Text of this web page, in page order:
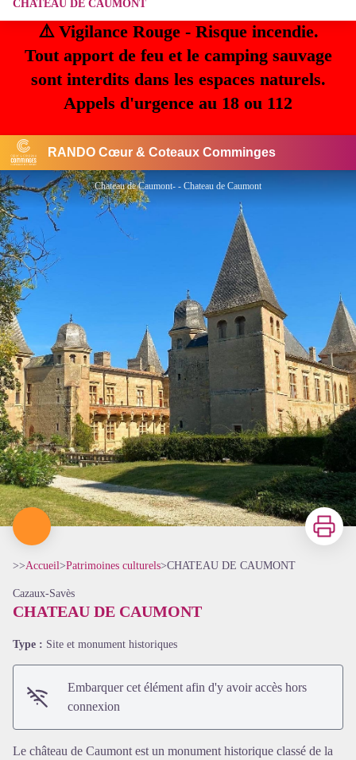
⚠️ Vigilance Rouge - Risque incendie.
Tout apport de feu et le camping sauvage
sont interdits dans les espaces naturels.
Appels d'urgence au 18 ou 112
RANDO Cœur & Coteaux Comminges
CHATEAU DE CAUMONT
Chateau de Caumont- - Chateau de Caumont
Imprimer
>>Accueil>Patrimoines culturels>CHATEAU DE CAUMONT
Cazaux-Savès
CHATEAU DE CAUMONT
Type : Site et monument historiques
Embarquer cet élément afin d'y avoir accès hors
connexion
Le château de Caumont est un monument historique classé de la